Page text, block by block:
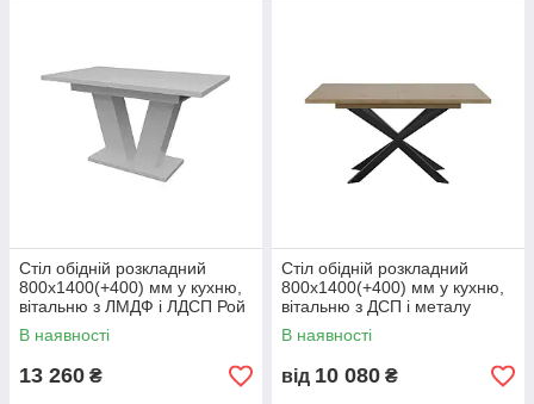
Стіл обідній розкладний
800х1400(+400) мм у кухню,
вітальню з ЛМДФ і ЛДСП Рой
Неман
В наявності
13 260 ₴
Стіл обідній розкладний
800х1400(+400) мм у кухню,
вітальню з ДСП і металу
Спайдер Неман
В наявності
від 10 080 ₴